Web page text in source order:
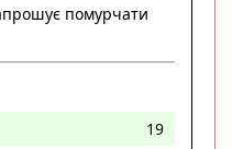
помурчати
19